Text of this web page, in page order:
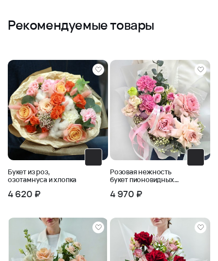
Рекомендуемые товары
Букет из роз,
озотамнуса и хлопка
4 620 ₽
Розовая нежность
букет пионовидных
4 970 ₽